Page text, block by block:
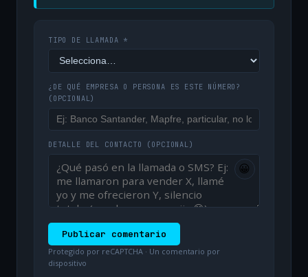
TIPO DE LLAMADA *
¿DE QUÉ EMPRESA O PERSONA ES ESTE NÚMERO?
(OPCIONAL)
DETALLE DEL CONTACTO (OPCIONAL)
😀
Publicar comentario
Protegido por reCAPTCHA · Un comentario por
dispositivo